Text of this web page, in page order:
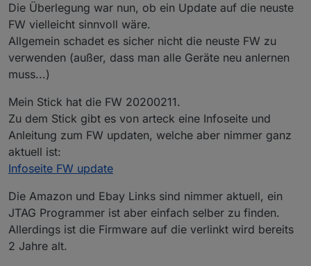
https://www.thingiverse.com/thing:4218997
oder
https://www.thingiverse.com/thing:4224425
DIY Gehäuse
Die Überlegung war nun, ob ein Update auf die neuste
FW vielleicht sinnvoll wäre.
Allgemein schadet es sicher nicht die neuste FW zu
verwenden (außer, dass man alle Geräte neu anlernen
muss...)
Mein Stick hat die FW 20200211.
Zu dem Stick gibt es von arteck eine Infoseite und
Anleitung zum FW updaten, welche aber nimmer ganz
aktuell ist:
Infoseite FW update
Die Amazon und Ebay Links sind nimmer aktuell, ein
JTAG Programmer ist aber einfach selber zu finden.
Allerdings ist die Firmware auf die verlinkt wird bereits
2 Jahre alt.